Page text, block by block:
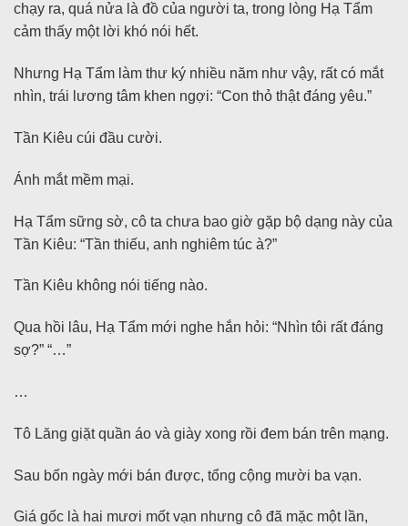
chạy ra, quá nửa là đồ của người ta, trong lòng Hạ Tẩm
cảm thấy một lời khó nói hết.
Nhưng Hạ Tẩm làm thư ký nhiều năm như vậy, rất có mắt
nhìn, trái lương tâm khen ngợi: “Con thỏ thật đáng yêu.”
Tần Kiêu cúi đầu cười.
Ánh mắt mềm mại.
Hạ Tẩm sững sờ, cô ta chưa bao giờ gặp bộ dạng này của
Tần Kiêu: “Tần thiếu, anh nghiêm túc à?”
Tần Kiêu không nói tiếng nào.
Qua hồi lâu, Hạ Tẩm mới nghe hắn hỏi: “Nhìn tôi rất đáng
sợ?” “…”
…
Tô Lăng giặt quần áo và giày xong rồi đem bán trên mạng.
Sau bốn ngày mới bán được, tổng cộng mười ba vạn.
Giá gốc là hai mươi mốt vạn nhưng cô đã mặc một lần,